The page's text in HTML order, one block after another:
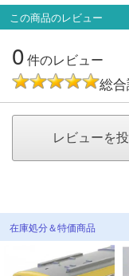
鉄道模型の情報
メルマガ登録
ヘルプページ
お問い合せ
この商品のレビュー
0件のレビュー
総
在庫処分＆特価商品